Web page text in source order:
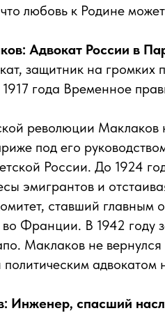
любовь к Родине
Адвокат России в
защитник на громких
1917 года Временное
революции Маклаков
под его
России. До 1924
эмигрантов и
ставший главным
во Франции. В 1942 году
Маклаков не
Инженер, спасший